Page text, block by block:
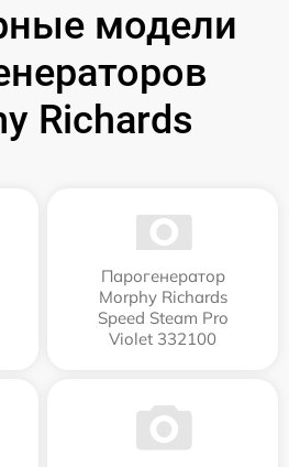
модели
Richards
Парогенератор
Morphy Richards
Speed Steam Pro
Violet 332100